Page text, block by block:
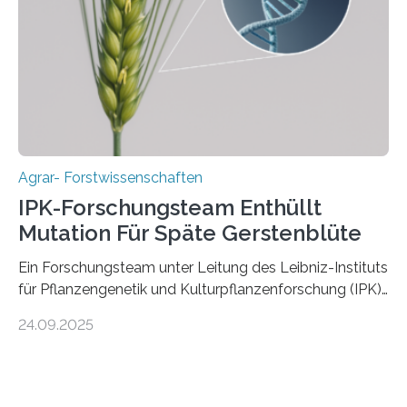
ist. Sie besitzt also eine Art „Mosaik-Abstammung“. Die
Ergebnisse der Studie wurden heute in der
Fachzeitschrift „Nature“ veröffentlicht. Die
Forschungsgruppe hat die Evolution und…
Agrar- Forstwissenschaften
IPK-Forschungsteam Enthüllt
Mutation Für Späte Gerstenblüte
Ein Forschungsteam unter Leitung des Leibniz-Instituts
für Pflanzengenetik und Kulturpflanzenforschung (IPK)
entdeckt, das Gerste in Regionen mit langen
24.09.2025